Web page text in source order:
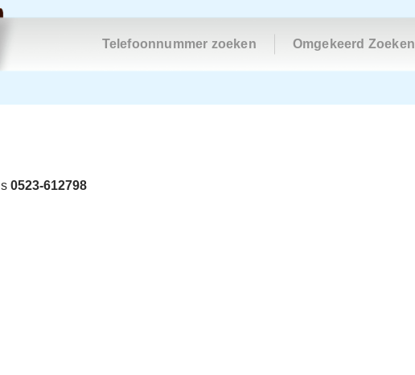
Telefoonnummer zoeken Omgekeerd Zoeken
0523-612798